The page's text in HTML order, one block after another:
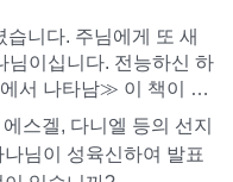
니다. 주님에게 또 새
님이십니다. 전능하신 하
서 나타남≫ 이 책이 바
형제자매들은 아직도 하
오늘 우리는 전능하신
다. 이분들이 우리에게
스겔, 다니엘 등의 선지
님이 성육신하여 발표